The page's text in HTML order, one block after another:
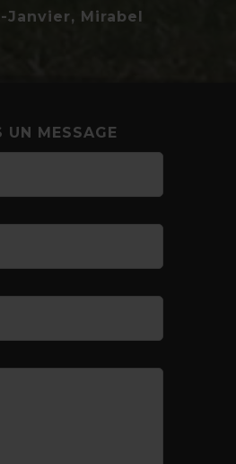
Janvier, Mirabel
UN MESSAGE